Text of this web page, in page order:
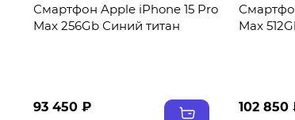
Смартфон Apple iPhone 15 Pro
Max 256Gb Синий титан
93 450 ₽
Max
102 850